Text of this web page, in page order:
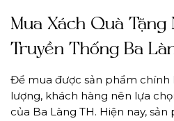
Mua Xách Quà Tặng
Truyền Thống Ba
Để mua được sản phẩm chính
lượng, khách hàng nên lựa
của Ba Làng TH. Hiện nay,